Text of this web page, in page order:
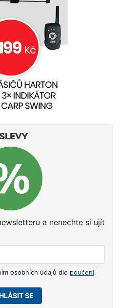
a nenechte si ujít
osobních údajů dle poučení.
SE